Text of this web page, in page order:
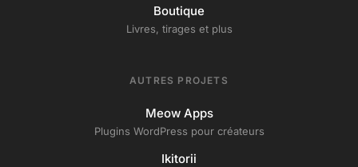
Boutique
Livres, tirages et plus
AUTRES PROJETS
Meow Apps
Plugins WordPress pour créateurs
Ikitorii